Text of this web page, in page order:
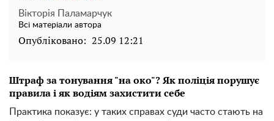
Вікторія Паламарчук
Всі матеріали автора
Опубліковано: 25.09 12:21
Штраф за тонування "на око"? Як поліція порушує
правила і як водіям захистити себе
Практика показує: у таких справах суди часто стають на